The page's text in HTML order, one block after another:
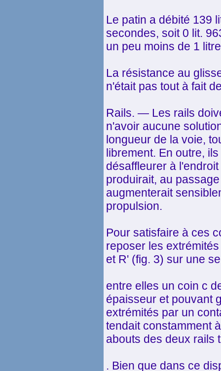
Le patin a débité 139
secondes, soit 0 lit.
un peu moins de 1
La résistance au
n'était pas tout à fait
Rails. — Les rails
n'avoir aucune
longueur de la voie,
librement. En outre,
désaffleurer à
produirait, au
augmenterait
propulsion.
Pour satisfaire à ces
reposer les
et R' (fig. 3) sur une
entre elles un coin c
épaisseur et pouvant
extrémités par un
tendait constamment
abouts des deux rails
. Bien que dans ce